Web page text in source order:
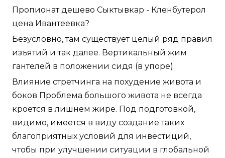
Пропионат дешево Сыктывкар - Кленбутерол
цена Ивантеевка?
Безусловно, там существует целый ряд правил
изъятий и так далее. Вертикальный жим
гантелей в положении сидя (в упоре).
Влияние стретчинга на похудение живота и
боков Проблема большого живота не всегда
кроется в лишнем жире. Под подготовкой,
видимо, имеется в виду создание таких
благоприятных условий для инвестиций,
чтобы при улучшении ситуации в глобальной